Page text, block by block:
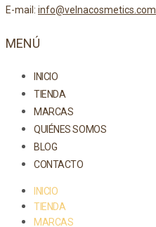
E-mail: info@velnacosmetics.com
MENÚ
INICIO
TIENDA
MARCAS
QUIÉNES SOMOS
BLOG
CONTACTO
INICIO
TIENDA
MARCAS